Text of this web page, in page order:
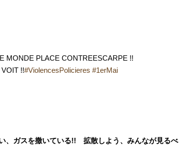
MONDE PLACE CONTREESCARPE !!
!!#ViolencesPolicieres #1erMai
、ガスを撒いている!! 拡散しよう、みんなが見るべ